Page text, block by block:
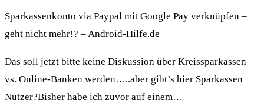
Sparkassenkonto via Paypal mit Google Pay verknüpfen –
geht nicht mehr!? – Android-Hilfe.de
Das soll jetzt bitte keine Diskussion über Kreissparkassen
vs. Online-Banken werden…..aber gibt’s hier Sparkassen
Nutzer?Bisher habe ich zuvor auf einem…